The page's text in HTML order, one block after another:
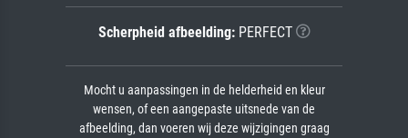
Scherpheid afbeelding:PERFECT
Mocht u aanpassingen in de helderheid en kleur
wensen, of een aangepaste uitsnede van de
afbeelding, dan voeren wij deze wijzigingen graag